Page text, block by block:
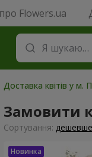
Flowers.ua
Доставка квітів у м.
Замовити
Сортування: дешевше